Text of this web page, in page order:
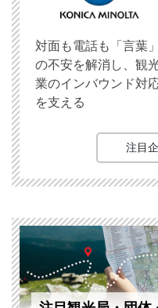
対面も電話も「言葉」
の不安を解消し、観
業のインバウンド対
を支える
注目